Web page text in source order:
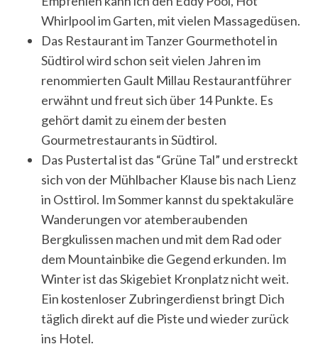
Whirlpool im Garten, mit vielen Massagedüsen.
Das Restaurant im Tanzer Gourmethotel in
Südtirol wird schon seit vielen Jahren im
renommierten Gault Millau Restaurantführer
erwähnt und freut sich über 14 Punkte. Es
gehört damit zu einem der besten
Gourmetrestaurants in Südtirol.
Das Pustertal ist das “Grüne Tal” und erstreckt
sich von der Mühlbacher Klause bis nach Lienz
in Osttirol. Im Sommer kannst du spektakuläre
Wanderungen vor atemberaubenden
Bergkulissen machen und mit dem Rad oder
dem Mountainbike die Gegend erkunden. Im
Winter ist das Skigebiet Kronplatz nicht weit.
Ein kostenloser Zubringerdienst bringt Dich
täglich direkt auf die Piste und wieder zurück
ins Hotel.
a
r
c
h
o
r
: